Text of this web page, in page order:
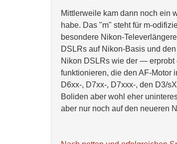
Mittlerweile kam dann noch ein
habe. Das "m" steht für m-
besondere Nikon-
DSLRs auf Nikon-Basis und
Nikon DSLRs wie der —
funktionieren, die den AF-Motor
D6xx-, D7xx-, D7xxx-, den D3/
Boliden aber wohl eher
aber nur noch auf den neueren